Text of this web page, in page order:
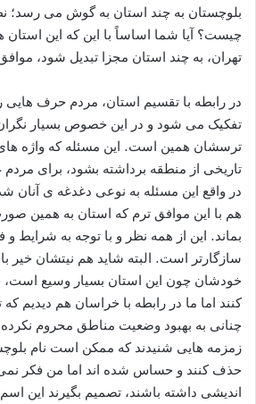
بلوچستان به چند استان به گوش می رسد؛
چیست؟ آیا شما اساساً با این که این
تهران، به چند استان مجزا تبدیل شود،
در رابطه با تقسیم استان، مردم حرف هایی
تفکیک می شود و در این خصوص بسیار
ترسشان همین است. این مسئله که واژه
تاریخی از منطقه برداشته بشود، برای
در واقع این مسئله به نوعی دغدغه ی
هم با این موافق ترم که استان به همین
بماند. این از همه نظر و با توجه به شرایط و
سازگارتر است. البته شاید هم نیتشان خیر
خودشان چون این استان بسیار وسیع است،
کنند اما ما در رابطه با خراسان هم دیدیم
چنانی به بهبود وضعیت مناطق محروم
زمزمه هایی شنیدند که ممکن است نام
حذف کنند و حساس شده اند اما من فکر نمی
اندیشی داشته باشند، تصمیم بگیرند این